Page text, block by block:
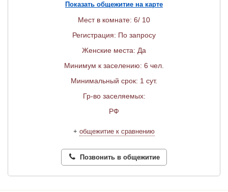
Показать общежитие на карте
Мест в комнате: 6/ 10
Регистрация: По запросу
Женские места: Да
Минимум к заселению: 6 чел.
Минимальный срок: 1 сут.
Гр-во заселяемых:
РФ
+ общежитие к сравнению
Позвонить в общежитие